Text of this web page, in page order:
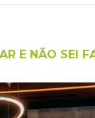
E NÃO SEI